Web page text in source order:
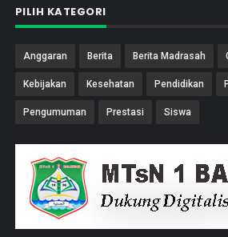
PILIH KATEGORI
Anggaran Berita Berita Madrasah
Kebijakan Kesehatan Pendidikan
Pengumuman Prestasi Siswa